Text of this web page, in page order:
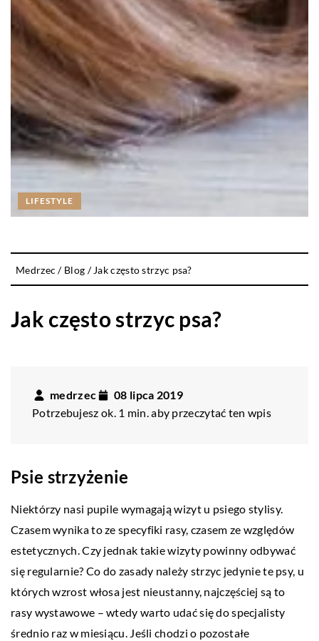
LIFESTYLE
Medrzec / Blog / Jak często strzyc psa?
Jak często strzyc psa?
medrzec
08 lipca 2019
Potrzebujesz ok. 1 min. aby przeczytać ten wpis
Psie strzyżenie
Niektórzy nasi pupile wymagają wizyt u psiego stylisy.
Czasem wynika to ze specyfiki rasy, czasem ze względów
estetycznych. Czy jednak takie wizyty powinny odbywać
się regularnie? Co do zasady należy strzyc jedynie te psy, u
których wzrost włosa jest nieustanny, najczęściej są to
rasy wystawowe – wtedy warto udać się do specjalisty
średnio raz w miesiącu. Jeśli chodzi o pozostałe